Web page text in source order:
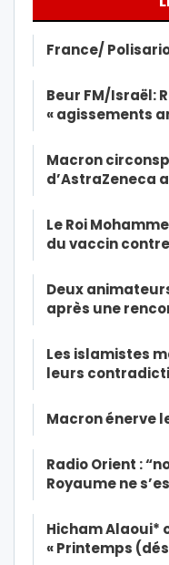
France/
Beur FM/Israël:
« agissements
Macron
d’AstraZeneca
Le Roi
du vaccin
Deux
après une
Les islamistes
leurs
Macron énerve
Radio Orient :
Royaume ne
Hicham Alaoui*
« Printemps